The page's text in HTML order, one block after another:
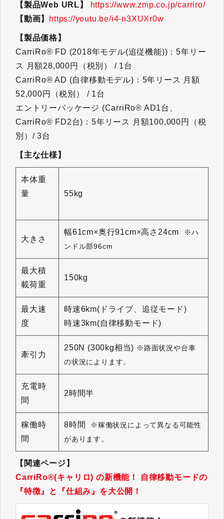
【製品Web URL】
https://www.zmp.co.jp/carriro/
【動画】
https://youtu.be/i4-n3XUXr0w
【製品価格】
CarriRo® FD (2018年モデル(追従機能))：5年リー
ス 月額28,000円（税別） / 1台
CarriRo® AD (自律移動モデル)：5年リース 月額
52,000円（税別） / 1台
エントリーパッケージ (CarriRo® AD1台、
CarriRo® FD2台)：5年リース 月額100,000円（税
別）/ 3台
【主な仕様】
本体重
量
55kg
大きさ
幅61cm×奥行91cm×高さ24cm
※ハ
ンドル部96cm
最大積
載荷重
150kg
最大速
度
時速6km(ドライブ、追従モード)
時速3km(自律移動モード)
牽引力
250N (300kg相当) ※路面状況や台車
の状況によります。
充電時
間
2時間半
稼働時
間
8時間
※稼働状況によって異なる可能性
があります。
【関連ページ】
CarriRo®(キャリロ) の新機能！ 自律移動モードの
『特徴』と『仕組み』を大公開！